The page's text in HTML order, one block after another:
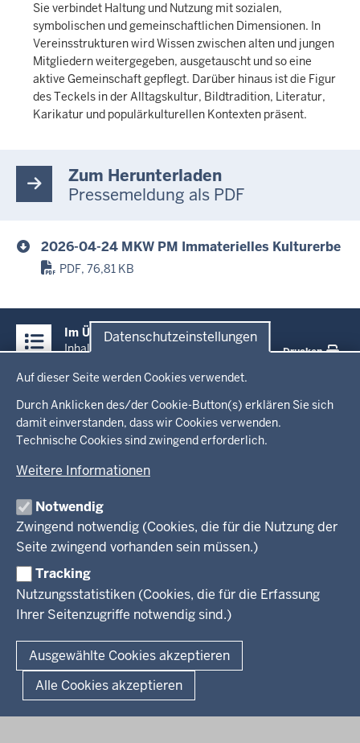
Datenschutzeinstellungen
Auf dieser Seite werden Cookies verwendet.
Durch Anklicken des/der Cookie-Button(s) erklären Sie sich
damit einverstanden, dass wir Cookies verwenden.
Technische Cookies sind zwingend erforderlich.
Weitere Informationen
Notwendig
Zwingend notwendig (Cookies, die für die Nutzung der
Seite zwingend vorhanden sein müssen.)
Tracking
Nutzungsstatistiken (Cookies, die für die Erfassung
Ihrer Seitenzugriffe notwendig sind.)
Ausgewählte Cookies akzeptieren
Alle Cookies akzeptieren
Sie verbindet Haltung und Nutzung mit sozialen,
symbolischen und gemeinschaftlichen Dimensionen. In
Vereinsstrukturen wird Wissen zwischen alten und jungen
Mitgliedern weitergegeben, ausgetauscht und so eine
aktive Gemeinschaft gepflegt. Darüber hinaus ist die Figur
des Teckels in der Alltagskultur, Bildtradition, Literatur,
Karikatur und populärkulturellen Kontexten präsent.
Zum Herunterladen
Pressemeldung als PDF
2026-04-24 MKW PM Immaterielles Kulturerbe
PDF, 76,81 KB
Inhalte
Im Überblick
Inhalt
Drucken
Menü
in
der
Fußzeile
Startseite
Ministerium
Leitung des Hauses
Organisation
Arbeitgeber Ministerium
Rechtsgrundlagen
Kultur
Wissenschaft, Forschung, Lehre und Studium
Weiterbildung
Presse
Service
Kontakt
Fußzeile
Datenschutz Erklärung zur Barrierefreiheit